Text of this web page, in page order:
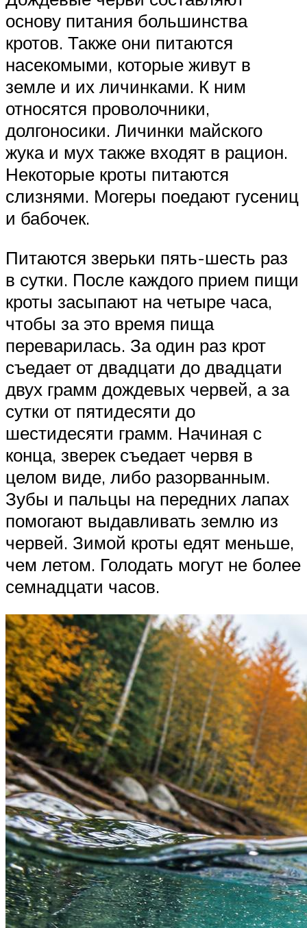
основу питания большинства
кротов. Также они питаются
насекомыми, которые живут в
земле и их личинками. К ним
относятся проволочники,
долгоносики. Личинки майского
жука и мух также входят в рацион.
Некоторые кроты питаются
слизнями. Могеры поедают гусениц
и бабочек.
Питаются зверьки пять-шесть раз
в сутки. После каждого прием пищи
кроты засыпают на четыре часа,
чтобы за это время пища
переварилась. За один раз крот
съедает от двадцати до двадцати
двух грамм дождевых червей, а за
сутки от пятидесяти до
шестидесяти грамм. Начиная с
конца, зверек съедает червя в
целом виде, либо разорванным.
Зубы и пальцы на передних лапах
помогают выдавливать землю из
червей. Зимой кроты едят меньше,
чем летом. Голодать могут не более
семнадцати часов.